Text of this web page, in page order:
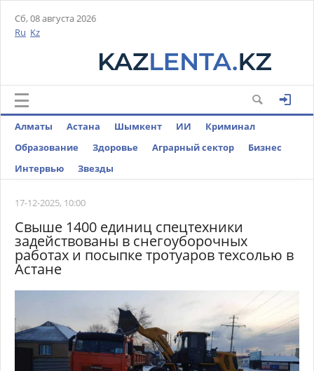
Сб, 08 августа 2026
Ru Kz
Алматы Астана Шымкент ИИ
Криминал
Образование
Здоровье Аграрный сектор
Бизнес
Интервью
Звезды
17-12-2025, 10:00
Свыше 1400 единиц спецтехники
задействованы в снегоуборочных
работах и посыпке тротуаров техсолью в
Астане